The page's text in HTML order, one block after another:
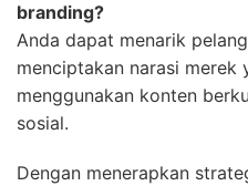
branding?
Anda dapat menarik
menciptakan narasi merek
menggunakan konten
sosial.
Dengan menerapkan